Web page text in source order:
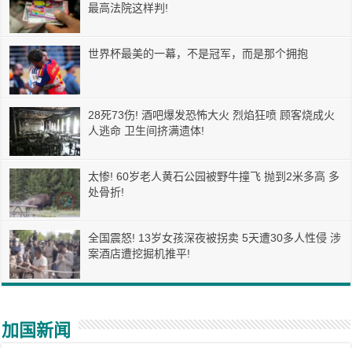
最高法院这样判!
世界杯最美的一幕，不是冠军，而是那个拥抱
28死73伤! 酒吧爆发恐怖大火 烈焰狂喷 顾客烧成火
人逃命 卫生间挤满遗体!
太惨! 60岁老人黄石公园被野牛撞飞 抛到2米多高 多
处骨折!
全国震怒! 13岁女孩深夜被拐卖 5天遭30多人性侵 涉
案酒店遭挖掘机推平!
加国新闻